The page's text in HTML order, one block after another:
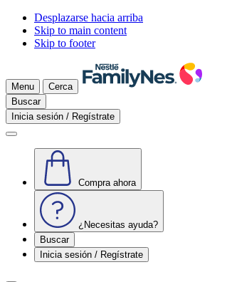
Desplazarse hacia arriba
Skip to main content
Skip to footer
Menu
Cerca
Buscar
Inicia sesión / Regístrate
Compra ahora
¿Necesitas ayuda?
Buscar
Inicia sesión / Regístrate